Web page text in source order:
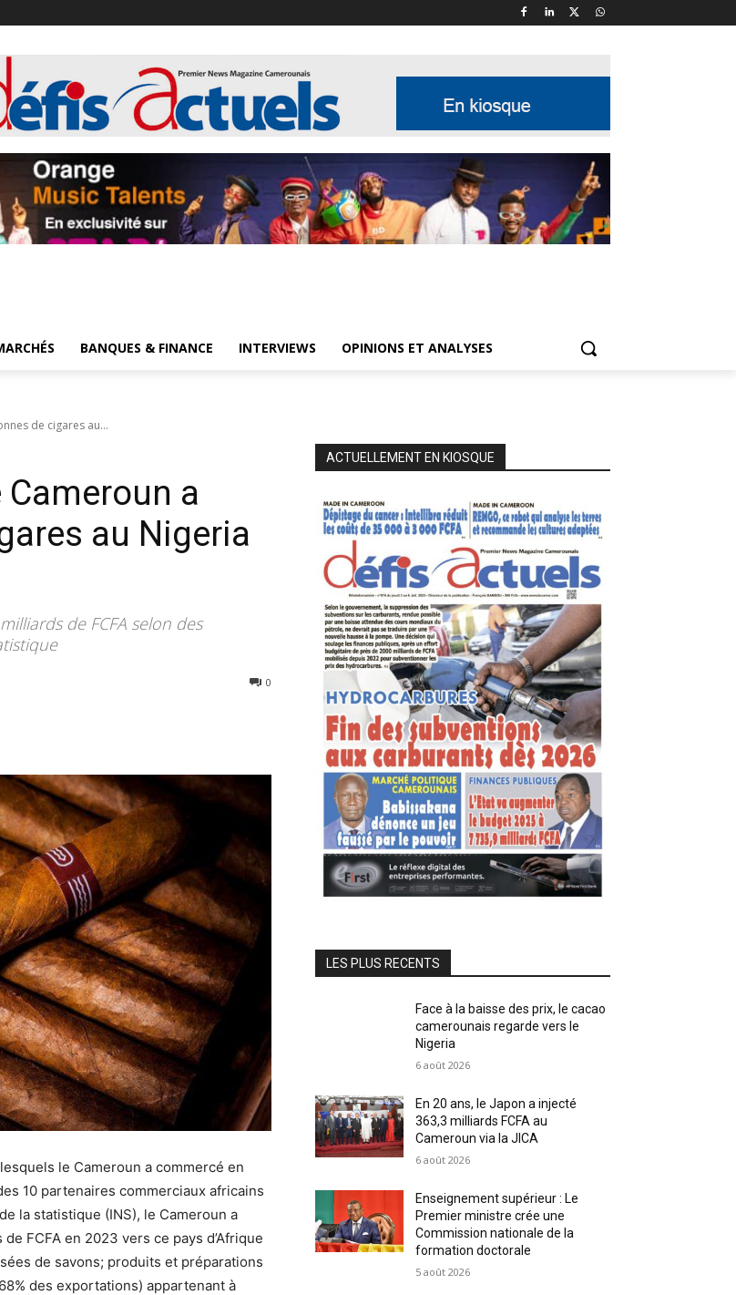
BANQUES & FINANCE INTERVIEWS OPINIONS ET ANALYSES
de cigares au...
a
au Nigeria
de FCFA selon des
0
le Cameroun a commercé en
10 partenaires commerciaux africains
la statistique (INS), le Cameroun a
FCFA en 2023 vers ce pays d’Afrique
de savons; produits et préparations
des exportations) appartenant à
ACTUELLEMENT EN KIOSQUE
LES PLUS RECENTS
Face à la baisse des prix, le cacao
camerounais regarde vers le
Nigeria
6 août 2026
En 20 ans, le Japon a injecté
363,3 milliards FCFA au
Cameroun via la JICA
6 août 2026
Enseignement supérieur : Le
Premier ministre crée une
Commission nationale de la
formation doctorale
5 août 2026